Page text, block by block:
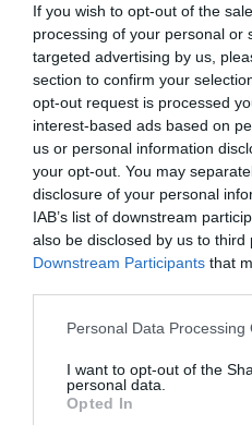
If you wish to opt-out of the
processing of your personal or
targeted advertising by us,
section to confirm your
opt-out request is processed
interest-based ads based on
us or personal information
your opt-out. You may
disclosure of your personal
IAB’s list of downstream
also be disclosed by us to third
Downstream Participants that
Please note that this website/
not limited to your visit or
grant or deny consent to
use your data for below
Personal Data Processing
I want to opt-out of the
personal data.
Opted In
προσπάθησαν να
Αμπντούλ Ελ Σαγίντ,
την έδρα της Γερουσίας
«οι πολιτικές διαφωνίες
με βία στην Αμερική. Αυτό
δημοκρατίας». Τόνισε
δικαίωμά του στην
πυροβολήθηκε σήμερα το
Δεν υπάρχει χώρος για
Υόρκης, Ζοχράν Μαμντάνι,
δολοφονία και μίλησε
ταλαιπωρία». «Είναι